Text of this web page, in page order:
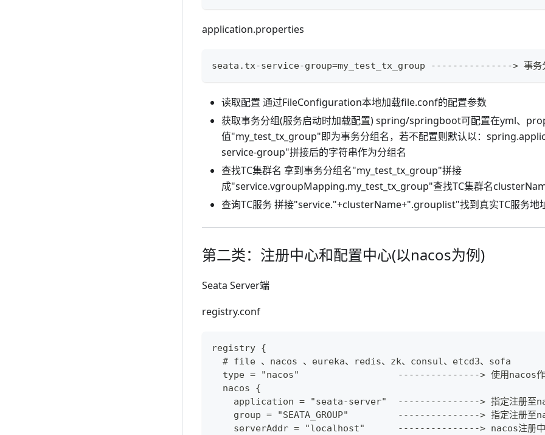
application.properties
seata.tx-service-group=my_test_tx_group ---------------> 事务分组
读取配置 通过FileConfiguration本地加载file.conf的配置参数
获取事务分组(服务启动时加载配置) spring/springboot可配置在yml、
值"my_test_tx_group"即为事务分组名，若不配置则默认以：
service-group"拼接后的字符串作为分组名
查找TC集群名 拿到事务分组名"my_test_tx_group"拼接
成"service.vgroupMapping.my_test_tx_group"查找TC集群名
查询TC服务 拼接"service."+clusterName+".grouplist"找到真实TC服务地
第二类：注册中心和配置中心(以nacos为例)
Seata Server端
registry.conf
registry {
  # file 、nacos 、eureka、redis、zk、consul、etcd3、sofa
type = "nacos"                  ---------------> 使用nacos作
  nacos {
application = "seata-server"  ---------------> 指定注册至
group = "SEATA_GROUP"         ---------------> 指定注册至
serverAddr = "localhost"      ---------------> nacos注册中